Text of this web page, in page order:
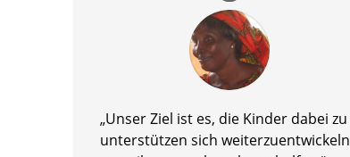
„Unser Ziel ist es, die Kinder dabei zu
unterstützen sich weiterzuentwickeln